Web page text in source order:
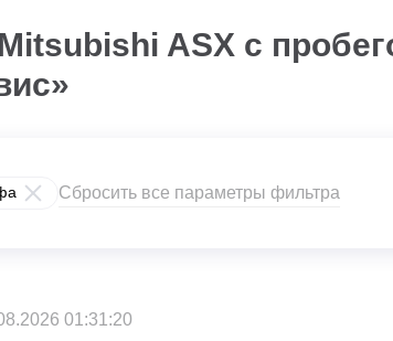
ASX с
Сбросить все параметры фильтра
01:31:20